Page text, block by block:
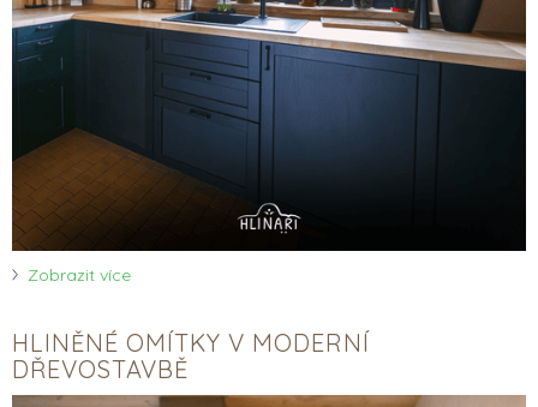
Zobrazit více
HLINĚNÉ OMÍTKY V MODERNÍ
DŘEVOSTAVBĚ